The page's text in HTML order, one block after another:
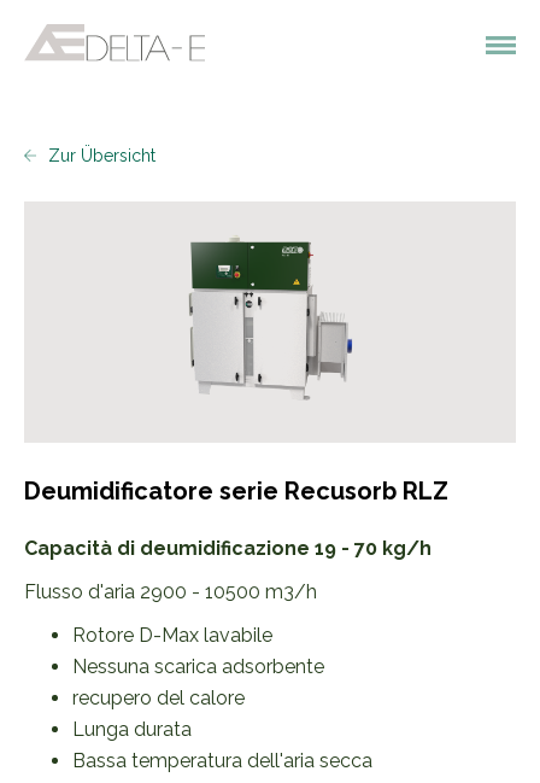
Zur Übersicht
Deumidificatore serie Recusorb RLZ
Capacità di deumidificazione 19 - 70 kg/h
Flusso d'aria 2900 - 10500 m3/h
Rotore D-Max lavabile
Nessuna scarica adsorbente
recupero del calore
Lunga durata
Bassa temperatura dell'aria secca